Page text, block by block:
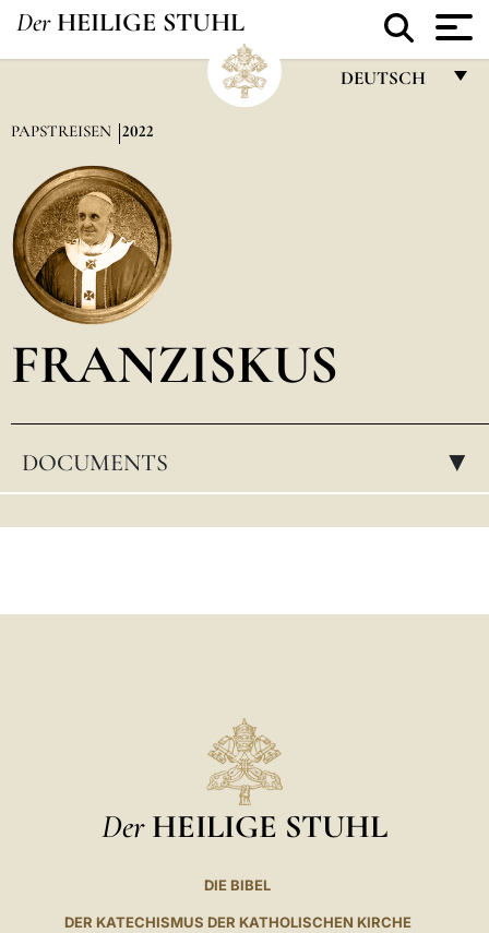
Der HEILIGE STUHL
DEUTSCH
العربيّة
PAPSTREISEN 2022
FRANZISKUS
DOCUMENTS ▸
Der HEILIGE STUHL
DIE BIBEL
DER KATECHISMUS DER KATHOLISCHEN KIRCHE